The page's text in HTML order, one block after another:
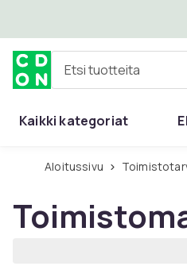
Etsi tuotteita
Kaikki kategoriat
Aloitussivu